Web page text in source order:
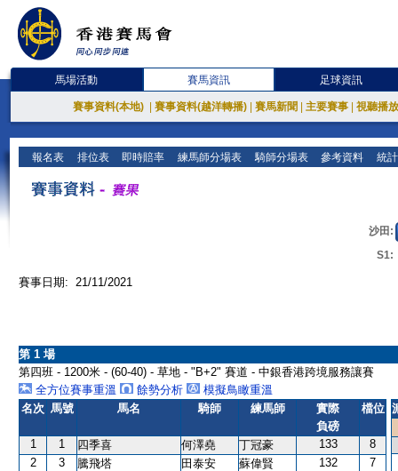
馬場活動 賽馬資訊 足球資訊
賽事資料(本地) 賽事資料(越洋轉播) 賽馬新聞 主要賽事 視聽播
報名表 排位表 即時賠率 練馬師分場表 騎師分場表 參考資料 統
沙田:
S1:
賽事日期: 21/11/2021
第 1 場
第四班 - 1200米 - (60-40) - 草地 - "B+2" 賽道 - 中銀香港跨境服務讓賽
全方位賽事重溫
餘勢分析
模擬鳥瞰重溫
名次 馬號 馬名 騎師 練馬師
實際
負磅
檔位
1 1 四季喜 何澤堯 丁冠豪 133
8
2
3 騰飛塔 田泰安 蘇偉賢 132
7